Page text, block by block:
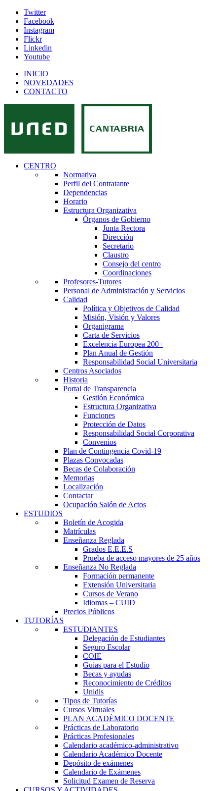
Twitter
Facebook
Instagram
Flickr
Linkedin
Youtube
INICIO
NOVEDADES
CONTACTO
CENTRO
Normativa
Perfil del Contratante
Dependencias
Horario
Estructura Organizativa
Órganos de Gobierno
Junta Rectora
Dirección
Secretario
Claustro
Consejo del centro
Coordinaciones
Profesores-Tutores
Personal de Administración y Servicios
Calidad
Política y Objetivos de Calidad
Misión, Visión y Valores
Organigrama
Carta de Servicios
Excelencia Europea 200+
Plan Anual de Gestión
Responsabilidad Social Universitaria
Centros Asociados
Historia
Portal de Transparencia
Gestión Económica
Estructura Organizativa
Funciones
Protección de Datos
Responsabilidad Social Corporativa
Convenios
Plan de Contingencia Covid-19
Plazas Convocadas
Becas de Colaboración
Memorias
Localización
Contactar
Ocupación Salón de Actos
ESTUDIOS
Boletín de Acogida
Matrículas
Enseñanza Reglada
Grados E.E.E.S
Prueba de acceso mayores de 25 años
Enseñanza No Reglada
Formación permanente
Extensión Universitaria
Cursos de Verano
Idiomas – CUID
Precios Públicos
TUTORÍAS
ESTUDIANTES
Delegación de Estudiantes
Seguro Escolar
COIE
Guías para el Estudio
Becas y ayudas
Reconocimiento de Créditos
Unidis
Tipos de Tutorías
Cursos Virtuales
PLAN ACADÉMICO DOCENTE
Prácticas de Laboratorio
Prácticas Profesionales
Calendario académico-administrativo
Calendario Académico Docente
Depósito de exámenes
Calendario de Exámenes
Solicitud Examen de Reserva